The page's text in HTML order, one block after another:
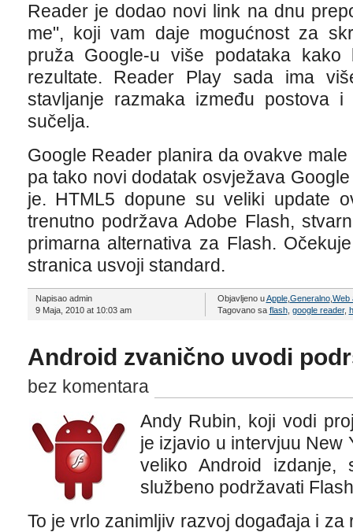
Reader je dodao novi link na dnu
me", koji vam daje mogućnost za
pruža Google-u više podataka
rezultate. Reader Play sada ima
stavljanje razmaka između postova
sučelja.
Google Reader planira da ovakve
pa tako novi dodatak osvježava
je. HTML5 dopune su veliki update
trenutno podržava Adobe Flash,
primarna alternativa za Flash.
stranica usvoji standard.
Napisao admin
9 Maja, 2010 at 10:03 am
Objavljeno uApple, Generalno, Web
Tagovano sa flash, google reader,
Android zvanično uvodi
bez komentara
Andy Rubin, koji vodi
je izjavio u intervjuu New
veliko Android izdanje,
službeno podržavati
To je vrlo zanimljiv razvoj događaja i